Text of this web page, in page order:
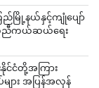
ည်မြို့နယ်နှင့်ကျုံပျော်
ကူညီကယ်ဆယ်ရေး
နိုင်ငံတို့အကြား
ျား အပြန်အလှန်